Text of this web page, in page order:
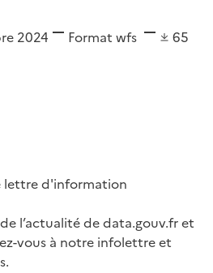
2024 Format wfs
65
lettre d'information
l’actualité de data.gouv.fr et
vous à notre infolettre et